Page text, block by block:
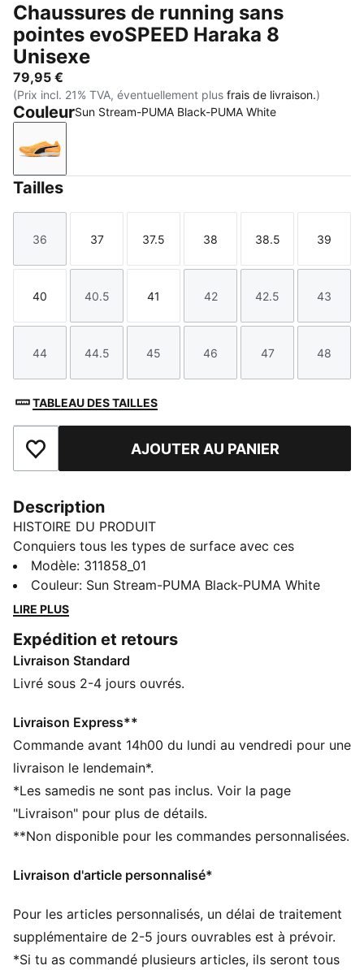
Chaussures de running sans
pointes evoSPEED Haraka 8
Unisexe
79,95 €
(Prix incl. 21% TVA, éventuellement plus frais de livraison.)
CouleurSun Stream-PUMA Black-PUMA White
Sun Stream-PUMA Black-PUMA White
Tailles
Taille
36
Taille
37
Taille
37.5
Taille
38
Taille
38.5
Taille
39
Taille
40
Taille
40.5
Taille
41
Taille
42
Taille
42.5
Taille
43
Taille
44
Taille
44.5
Taille
45
Taille
46
Taille
47
Taille
48
TABLEAU DES TAILLES
Ajouter aux favorisAJOUTER AU PANIER
Description
HISTOIRE DU PRODUIT
Conquiers tous les types de surface avec ces
chaussures de running dynamiques signées PUMA.
Mesh léger et respirant, semelle intermédiaire en EVA
offrant un amorti confortable et crampons résistants à
manquent pas d’atout ! La cage interne en suède
assure stabilité et soutien à chaque foulée. Dénivelé
positif ou négatif, plus rien ne t’effraie.
CMEVA : EVA moulé par injection de PUMA offrant
plus de légèreté
DÉTAILS
Tige en textile
Fermeture à lacets
Recommandé pour : pronateurs neutres
Modèle: 311858_01
Couleur: Sun Stream-PUMA Black-PUMA White
LIRE PLUS
Expédition et retours
Livraison Standard
Livré sous 2-4 jours ouvrés.
Livraison Express**
Commande avant 14h00 du lundi au vendredi pour une
livraison le lendemain*.
*Les samedis ne sont pas inclus. Voir la page
"Livraison" pour plus de détails.
**Non disponible pour les commandes personnalisées.
Livraison d'article personnalisé*
Pour les articles personnalisés, un délai de traitement
supplémentaire de 2-5 jours ouvrables est à prévoir.
*Si tu as commandé plusieurs articles, ils seront tous